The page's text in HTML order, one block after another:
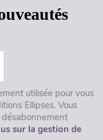
utilisée pour vous
Ellipses. Vous
sur la gestion de